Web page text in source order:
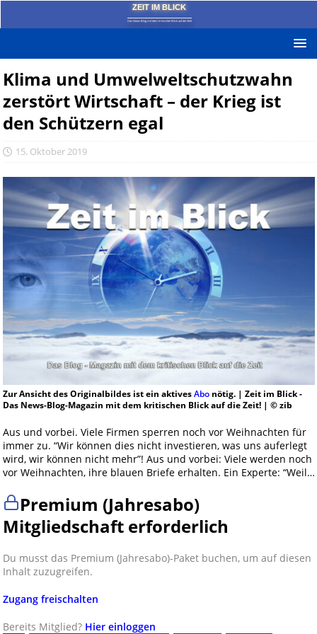
ZEIT IM BLICK
Das News-Blog mit dem kritischen Blick auf die Zeit!
Klima und Umwelweltschutzwahn
zerstört Wirtschaft – der Krieg ist
den Schützern egal
15. Oktober 2019
Zur Ansicht des Originalbildes ist ein aktivesAbonötig. | Zeit im Blick -
Das News-Blog-Magazin mit dem kritischen Blick auf die Zeit! | © zib
Aus und vorbei. Viele Firmen sperren noch vor Weihnachten für
immer zu. “Wir können dies nicht investieren, was uns auferlegt
wird, wir können nicht mehr”! Aus und vorbei: Viele werden noch
vor Weihnachten, ihre blauen Briefe erhalten. Ein Experte: “Weil…
Premium (Jahresabo)
Mitgliedschaft erforderlich
Du musst das Premium (Jahresabo)-Paket buchen, um auf diesen
Inhalt zuzugreifen.
Zugang freischalten
Bereits Mitglied? Hier einloggen